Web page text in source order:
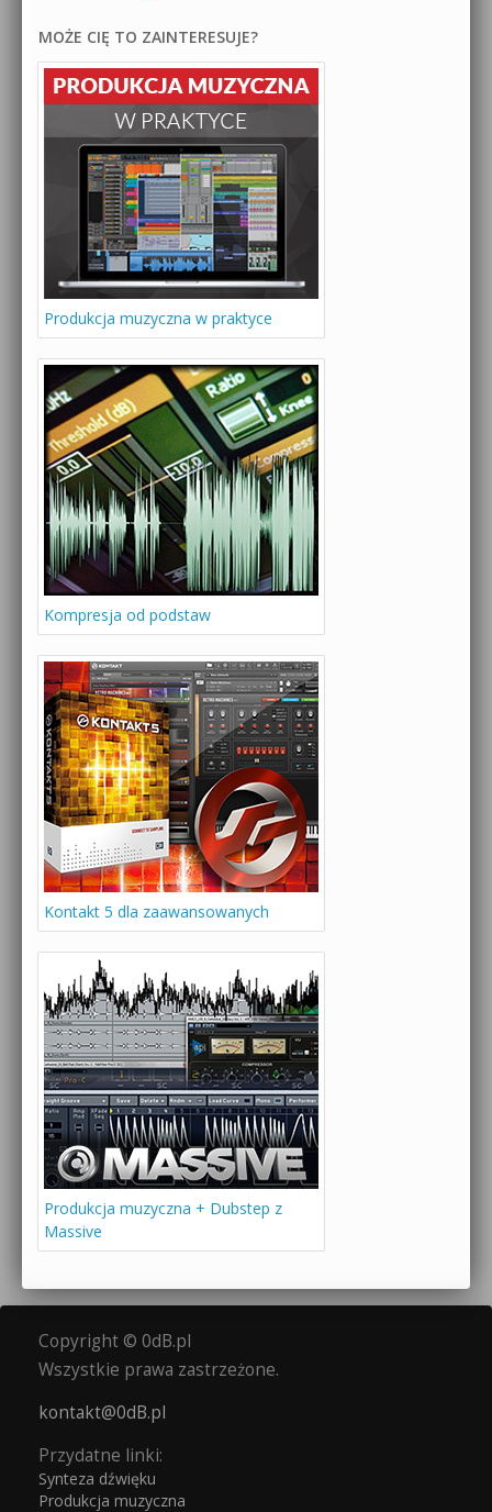
MOŻE CIĘ TO ZAINTERESUJE?
Produkcja muzyczna w praktyce
Kompresja od podstaw
Kontakt 5 dla zaawansowanych
Produkcja muzyczna + Dubstep z
Massive
Copyright © 0dB.pl
Wszystkie prawa zastrzeżone.
kontakt@0dB.pl
Przydatne linki:
Synteza dźwięku
Produkcja muzyczna